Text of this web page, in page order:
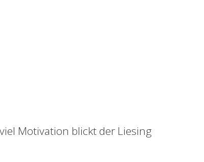
Motivation blickt der Liesing